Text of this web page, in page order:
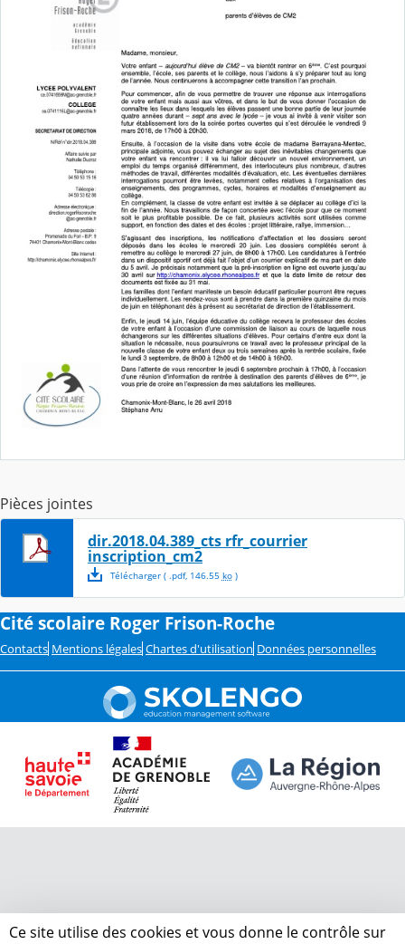
Pièces jointes
dir.2018.04.389_cts rfr_courrier
inscription_cm2
Télécharger( .pdf, 146.55 ko)
Cité scolaire Roger Frison-Roche
Contacts Mentions légales Chartes d'utilisation Données personnelles
Ce site utilise des cookies et vous donne le contrôle sur